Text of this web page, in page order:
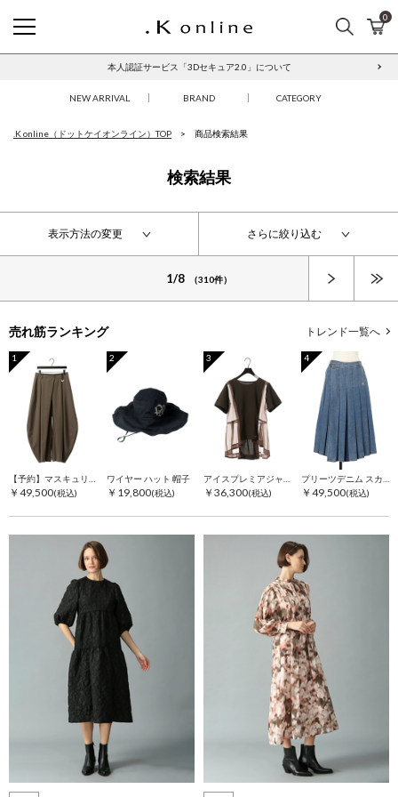
検索 カ
0
【合計33,000円以上で送料無料】／【返品】【ご予約】について
本人認証サービス「3Dセキュア2.0」について
NEW ARRIVAL BRAND CATEGORY
.K online（ドットケイオンライン）TOP 商品検索結果
検索結果
表示方法の変更 さらに絞り込む
1/8 （310件）
売れ筋ランキング トレンド一覧へ
1
￥49,500(税込)
2
ワイヤー ハット 帽子
￥19,800(税込)
3
￥36,300(税込)
4
￥49,500(税込)